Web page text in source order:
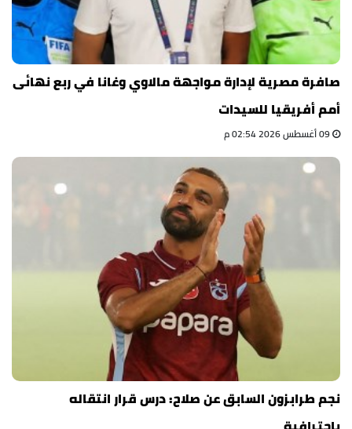
صافرة مصرية لإدارة مواجهة مالاوي وغانا في ربع نهائى
أمم أفريقيا للسيدات
نجم طرابزون السابق عن صلاح: درس قرار انتقاله